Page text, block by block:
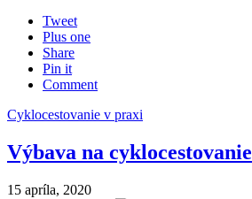
Tweet
Plus one
Share
Pin it
Comment
Cyklocestovanie v praxi
Výbava na cyklocestovanie
15 apríla, 2020